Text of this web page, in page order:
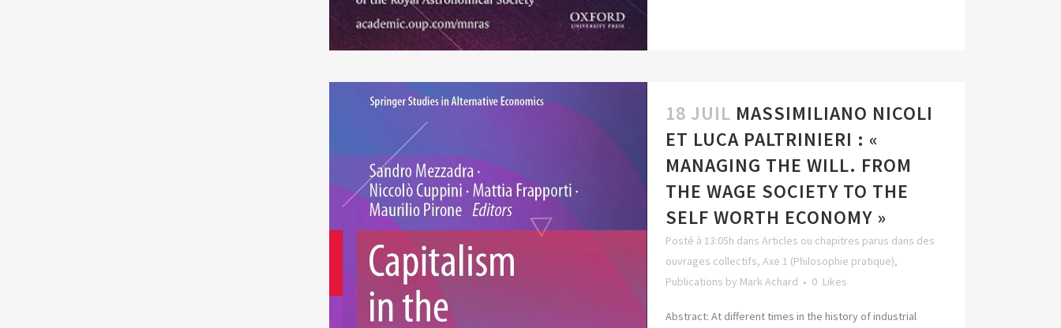
18 JUIL MASSIMILIANO NICOLI
ET LUCA PALTRINIERI : «
MANAGING THE WILL. FROM
THE WAGE SOCIETY TO THE
SELF WORTH ECONOMY »
Posté à 13:05h dans Articles ou chapitres parus dans des
ouvrages collectifs, Axe 1 (Philosophie pratique),
Publications by Mark Achard 0 Likes
Abstract: At different times in the history of industrial